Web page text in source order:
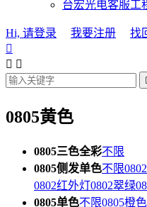
台宏光电客服工
Hi, 请登录 我要注册
找

 
0805黄色
0805三色全彩不限
0805侧发单色不限
0802红外灯0802翠绿
0805单色不限0805橙色